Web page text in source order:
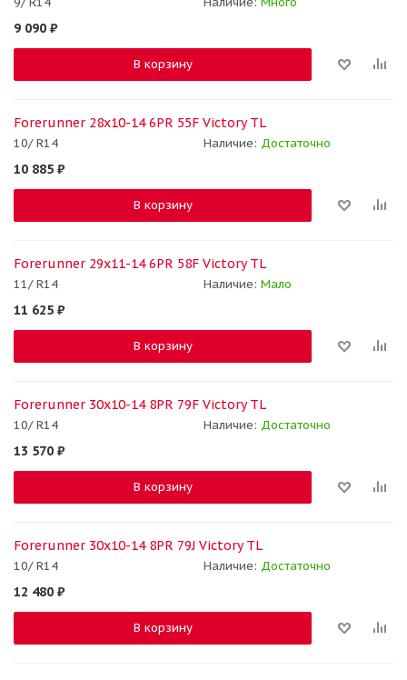
9 090 ₽
В корзину
Forerunner 28x10-14 6PR 55F Victory TL
10/ R14 Наличие: Достаточно
10 885 ₽
В корзину
Forerunner 29x11-14 6PR 58F Victory TL
11/ R14 Наличие: Мало
11 625 ₽
В корзину
Forerunner 30x10-14 8PR 79F Victory TL
10/ R14 Наличие: Достаточно
13 570 ₽
В корзину
Forerunner 30x10-14 8PR 79J Victory TL
10/ R14 Наличие: Достаточно
12 480 ₽
В корзину